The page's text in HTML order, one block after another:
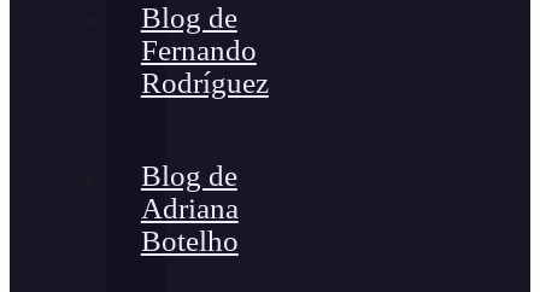
Blog de
Fernando
Rodríguez
Blog de
Adriana
Botelho